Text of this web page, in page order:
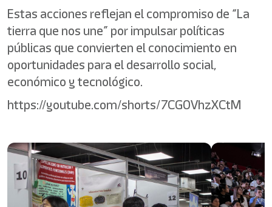
Estas acciones reflejan el compromiso de “La
tierra que nos une” por impulsar políticas
públicas que convierten el conocimiento en
oportunidades para el desarrollo social,
económico y tecnológico.
https://youtube.com/shorts/7CG0VhzXCtM